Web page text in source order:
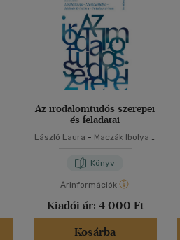
Az irodalomtudós szerepei
és feladatai
László Laura - Maczák Ibolya -
Adrienn
Könyv
Árinformációk
Kiadói ár: 4 000 Ft
Kosárba